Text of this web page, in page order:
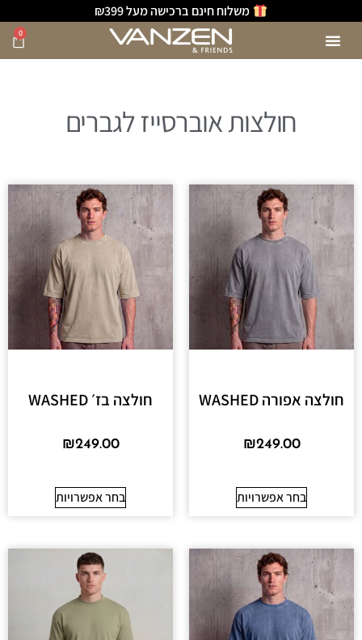
משלוח חינם ברכישה מעל ₪399
0
חולצות אוברסייז לגברים
חולצה אפורה WASHED
₪249.00
בחר אפשרויות
חולצה בז׳ WASHED
₪249.00
בחר אפשרויות